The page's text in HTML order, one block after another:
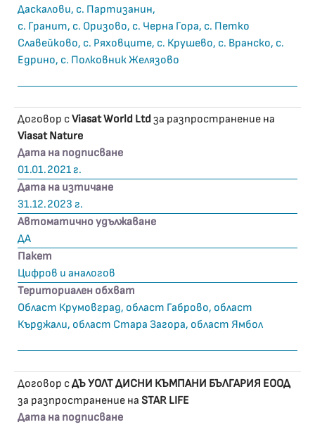
Даскалови, с. Партизанин,
с. Гранит, с. Оризово, с. Черна Гора, с. Петко
Славейково, с. Ряховците, с. Крушево, с. Вранско, с.
Едрино, с. Полковник Желязово
Договор сViasat World Ltdза разпространение на
Viasat Nature
Дата на подписване
01.01.2021 г.
Дата на изтичане
31.12.2023 г.
Автоматично удължаване
ДА
Пакет
Цифров и аналогов
Териториален обхват
Област Крумовград, област Габрово, област
Кърджали, област Стара Загора, област Ямбол
Договор сДЪ УОЛТ ДИСНИ КЪМПАНИ БЪЛГАРИЯ ЕООД
за разпространение на STAR LIFE
Дата на подписване